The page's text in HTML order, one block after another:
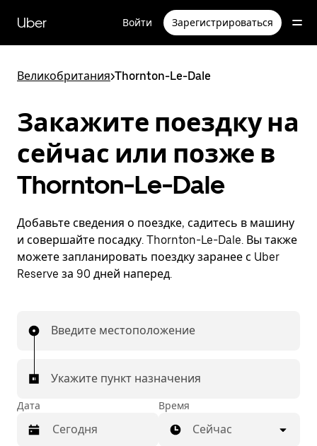
перейти
к
содержимому
Uber Войти Зарегистрироваться
Великобритания>Thornton-Le-Dale
Закажите поездку на
сейчас или позже в
Thornton-Le-Dale
Добавьте сведения о поездке, садитесь в машину
и совершайте посадку. Thornton-Le-Dale. Вы также
можете запланировать поездку заранее с Uber
Reserve за 90 дней наперед.
Введите местоположение
Укажите пункт назначения
Дата Время
Сейчас